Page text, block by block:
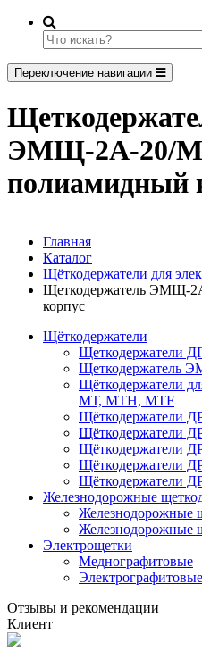
Переключение навигации
ЭМЩ-2А-20/
полиамидный
Главная
Каталог
Щёткодержатели для
Щеткодержатель ЭМЩ-
корпус
Щёткодержатели
Щеткодержатели
Щеткодержатель
Щёткодержатели
МТ, МТН, МТF
Щёткодержатели
Щёткодержатели
Щёткодержатели
Щёткодержатели
Щёткодержатели
Железнодорожные
Железнодорожные
Железнодорожные
Электрощетки
Меднографитовые
Электрографитовые
Отзывы и рекомендации
Клиент